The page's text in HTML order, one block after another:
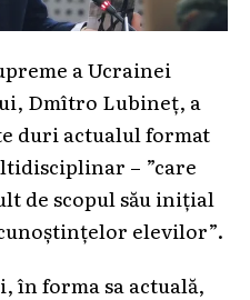
a Ucrainei
Dmîtro Lubineț, a
duri actualul format
– ”care
de scopul său inițial
elevilor”.
în forma sa actuală,